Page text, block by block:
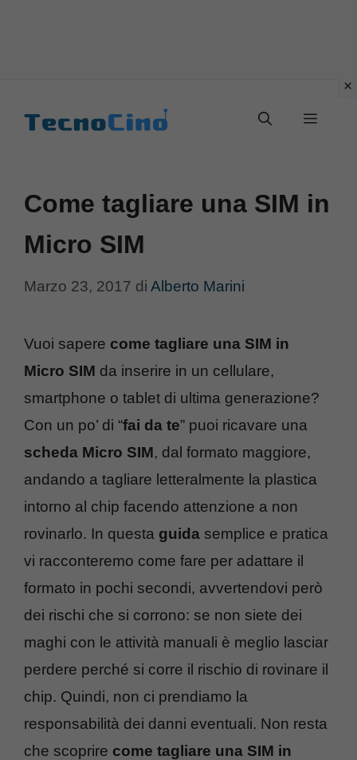
Menu
Come tagliare una SIM in
Micro SIM
Marzo 23, 2017 di Alberto Marini
Vuoi sapere come tagliare una SIM in
Micro SIM da inserire in un cellulare,
smartphone o tablet di ultima generazione?
Con un po’ di “fai da te” puoi ricavare una
scheda Micro SIM, dal formato maggiore,
andando a tagliare letteralmente la plastica
intorno al chip facendo attenzione a non
rovinarlo. In questa guida semplice e pratica
vi racconteremo come fare per adattare il
formato in pochi secondi, avvertendovi però
dei rischi che si corrono: se non siete dei
maghi con le attività manuali è meglio lasciar
perdere perché si corre il rischio di rovinare il
chip. Quindi, non ci prendiamo la
responsabilità dei danni eventuali. Non resta
che scoprire come tagliare una SIM in